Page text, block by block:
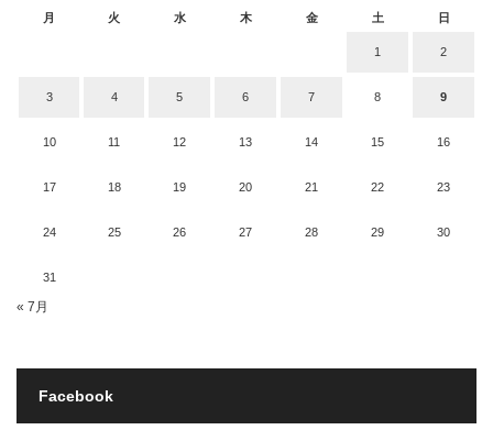
月
火 水 木 金 土 日
1 2
3 4 5 6 7 8 9
10 11 12 13 14 15 16
17 18 19 20 21 22 23
24 25 26 27 28 29 30
31
« 7月
Facebook